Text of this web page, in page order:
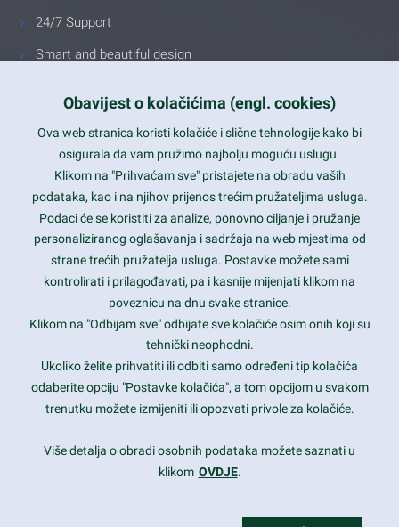
24/7 Support
Smart and beautiful design
Latest trends and much more...
Contact Info
1600 Amphitheatre Parkway, Mountain View, CA 94043
prothemes.net@gmail.com
Daily: 9:00 am - 6:00 pm
Sunday: Closed
Copyright 2017FRESHFACE© All Rights Reserved
Obavijest o kolačićima (engl. cookies)
Ova web stranica koristi kolačiće i slične tehnologije kako bi
osigurala da vam pružimo najbolju moguću uslugu.
Klikom na "Prihvaćam sve" pristajete na obradu vaših
podataka, kao i na njihov prijenos trećim pružateljima usluga.
Podaci će se koristiti za analize, ponovno ciljanje i pružanje
personaliziranog oglašavanja i sadržaja na web mjestima od
strane trećih pružatelja usluga. Postavke možete sami
kontrolirati i prilagođavati, pa i kasnije mijenjati klikom na
poveznicu na dnu svake stranice.
Klikom na "Odbijam sve" odbijate sve kolačiće osim onih koji su
tehnički neophodni.
Ukoliko želite prihvatiti ili odbiti samo određeni tip kolačića
odaberite opciju "Postavke kolačića", a tom opcijom u svakom
trenutku možete izmijeniti ili opozvati privole za kolačiće.
Više detalja o obradi osobnih podataka možete saznati u
klikom OVDJE.